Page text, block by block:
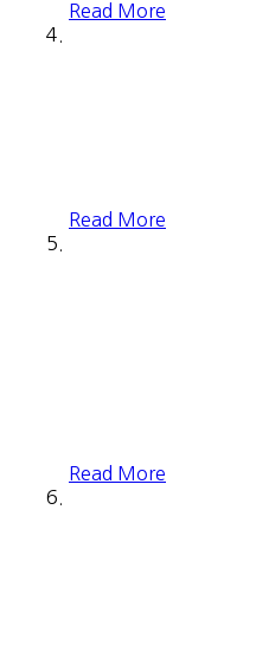
Read More
Read More
Read More